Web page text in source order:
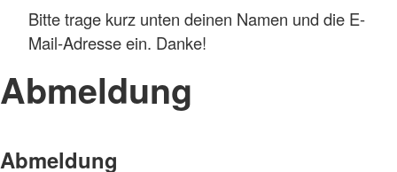
Bitte trage kurz unten deinen Namen und die E-
Mail-Adresse ein. Danke!
Abmeldung
Abmeldung